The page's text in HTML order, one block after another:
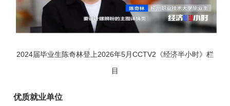
2024届毕业生陈奇林登上2026年5月CCTV2《经济半小时》栏
目
优质就业单位